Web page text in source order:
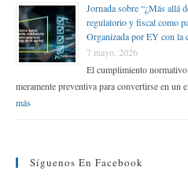
Jornada sobre “¿Más allá
regulatorio y fiscal como
Organizada por EY con la
7 mayo, 2026
El cumplimiento
meramente preventiva para convertirse en un
más
Síguenos En Facebook